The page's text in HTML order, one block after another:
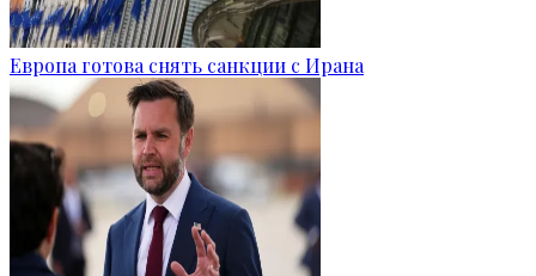
Европа готова снять санкции с Ирана